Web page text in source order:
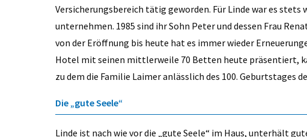
Versicherungsbereich tätig geworden. Für Linde war es
unternehmen. 1985 sind ihr Sohn Peter und dessen Frau
von der Eröffnung bis heute hat es immer wieder
Hotel mit seinen mittlerweile 70 Betten heute präsentiert,
zu dem die Familie Laimer anlässlich des 100. Geburtstages
Die „gute Seele“
Linde ist nach wie vor die „gute Seele“ im Haus, unterhält